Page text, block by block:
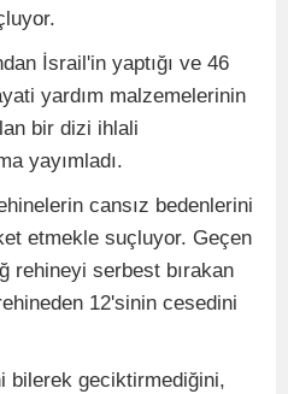
İsrail'in yaptığı ve 46
yardım malzemelerinin
bir dizi ihlali
yayımladı.
cansız bedenlerini
etmekle suçluyor. Geçen
rehineyi serbest bırakan
12'sinin cesedini
bilerek geciktirmediğini,